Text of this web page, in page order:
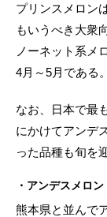
プリンスメロン
もいうべき大衆
ノーネット系メ
4月～5月である。
なお、日本で最
にかけてアンデ
った品種も旬を
・アンデスメロン
熊本県と並んで